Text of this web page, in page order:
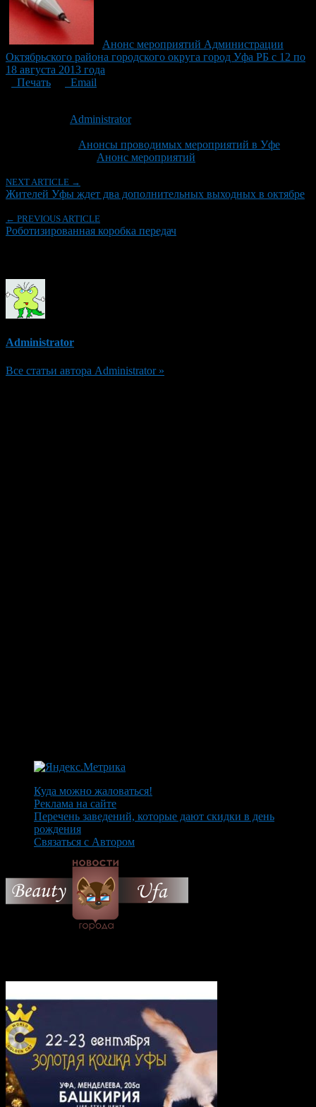
Анонс мероприятий Администрации
Октябрьского района городского округа город Уфа РБ с 12 по
18 августа 2013 года
Печать
Email
Administrator
Анонсы проводимых мероприятий в Уфе
Анонс мероприятий
NEXT ARTICLE →
Жителей Уфы ждет два дополнительных выходных в октябре
← PREVIOUS ARTICLE
Роботизированная коробка передач
Administrator
Все статьи автора Administrator »
Куда можно жаловаться!
Реклама на сайте
Перечень заведений, которые дают скидки в день
рождения
Связаться с Автором